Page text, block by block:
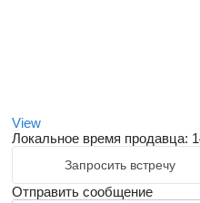
View
Локальное время продавца:
Запросить встречу
Отправить сообщение